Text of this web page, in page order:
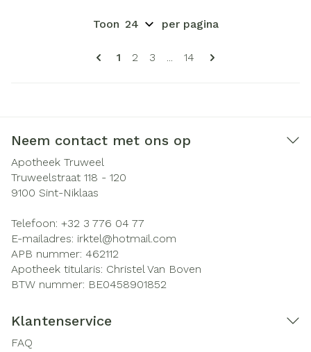
Pagina's
U lees momenteel pagina
1 Pagina
2 Pagina
3 ... Pagina
14
Toon per pagina
Neem contact met ons op
Apotheek Truweel
Truweelstraat 118 - 120
9100 Sint-Niklaas
Telefoon: +32 3 776 04 77
E-mailadres: irktel@hotmail.com
APB nummer: 462112
Apotheek titularis: Christel Van Boven
BTW nummer: BE0458901852
Klantenservice
FAQ